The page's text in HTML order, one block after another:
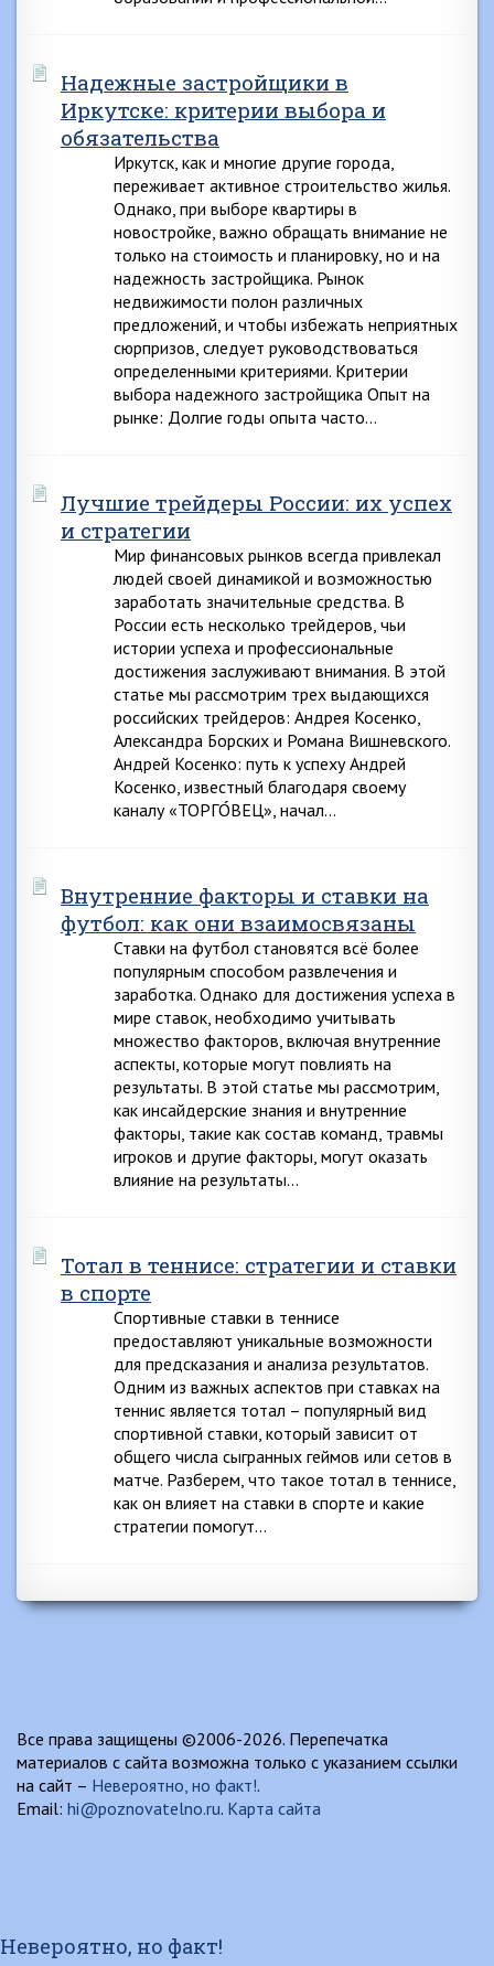
Надежные застройщики в
Иркутске: критерии выбора и
обязательства
Иркутск, как и многие другие города,
переживает активное строительство жилья.
Однако, при выборе квартиры в
новостройке, важно обращать внимание не
только на стоимость и планировку, но и на
надежность застройщика. Рынок
недвижимости полон различных
предложений, и чтобы избежать неприятных
сюрпризов, следует руководствоваться
определенными критериями. Критерии
выбора надежного застройщика Опыт на
рынке: Долгие годы опыта часто…
Лучшие трейдеры России: их успех
и стратегии
Мир финансовых рынков всегда привлекал
людей своей динамикой и возможностью
заработать значительные средства. В
России есть несколько трейдеров, чьи
истории успеха и профессиональные
достижения заслуживают внимания. В этой
статье мы рассмотрим трех выдающихся
российских трейдеров: Андрея Косенко,
Александра Борских и Романа Вишневского.
Андрей Косенко: путь к успеху Андрей
Косенко, известный благодаря своему
каналу «ТОРГО́ВЕЦ», начал…
Внутренние факторы и ставки на
футбол: как они взаимосвязаны
Ставки на футбол становятся всё более
популярным способом развлечения и
заработка. Однако для достижения успеха в
мире ставок, необходимо учитывать
множество факторов, включая внутренние
аспекты, которые могут повлиять на
результаты. В этой статье мы рассмотрим,
как инсайдерские знания и внутренние
факторы, такие как состав команд, травмы
игроков и другие факторы, могут оказать
влияние на результаты…
Тотал в теннисе: стратегии и ставки
в спорте
Спортивные ставки в теннисе
предоставляют уникальные возможности
для предсказания и анализа результатов.
Одним из важных аспектов при ставках на
теннис является тотал – популярный вид
спортивной ставки, который зависит от
общего числа сыгранных геймов или сетов в
матче. Разберем, что такое тотал в теннисе,
как он влияет на ставки в спорте и какие
стратегии помогут…
Все права защищены ©2006-2026. Перепечатка
материалов с сайта возможна только с указанием ссылки
на сайт – Невероятно, но факт!.
Email: hi@poznovatelno.ru. Карта сайта
Невероятно, но факт!